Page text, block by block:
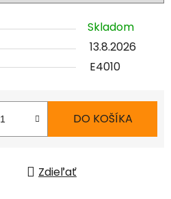
Skladom
13.8.2026
E4010
DO KOŠÍKA
Zdieľať